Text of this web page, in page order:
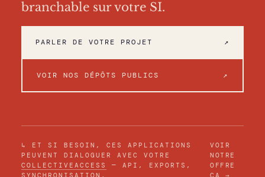
branchable sur votre SI.
PARLER DE VOTRE PROJET ↗
VOIR NOS DÉPÔTS PUBLICS ↗
↳ ET SI BESOIN, CES APPLICATIONS
PEUVENT DIALOGUER AVEC VOTRE
COLLECTIVEACCESS
— API, EXPORTS,
SYNCHRONISATION.
VOIR
NOTRE
OFFRE
CA →